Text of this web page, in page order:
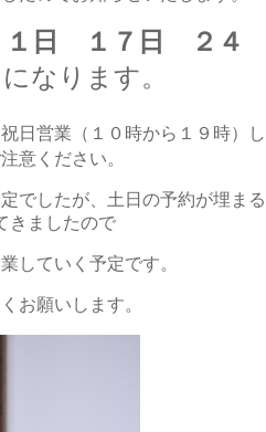
日 １７日 ２４
になります。
日営業（１０時から１９時）し
意ください。
でしたが、土日の予約が埋まる
きましたので
していく予定です。
お願いします。